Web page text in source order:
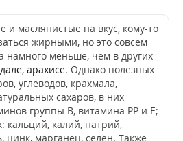
маслянистые на вкус, кому-то
жирными, но это совсем
намного меньше, чем в других
, арахисе. Однако полезных
углеводов, крахмала,
сахаров, в них
группы В, витамина РР и Е;
кальций, калий, натрий,
цинк, марганец, селен. Также